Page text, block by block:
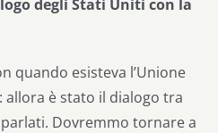
degli Stati Uniti con la
quando esisteva l’Unione
allora è stato il dialogo tra
Dovremmo tornare a